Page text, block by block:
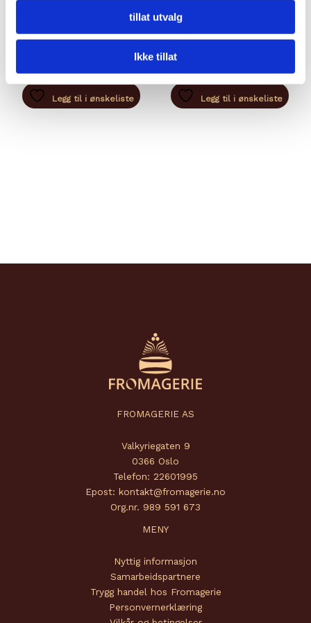
tillat utvalg
Ikke tillat
kr
Legg til i ønskeliste
BADOIT 0,5L
Legg til i handlekurv
Legg til i ønskeliste
FROMAGERIE AS
Valkyriegaten 9
0366 Oslo
Telefon: 22601995
Epost: kontakt@fromagerie.no
Org.nr. 989 591 673
MENY
Nyttig informasjon
Samarbeidspartnere
Trygg handel hos Fromagerie
Personvernerklæring